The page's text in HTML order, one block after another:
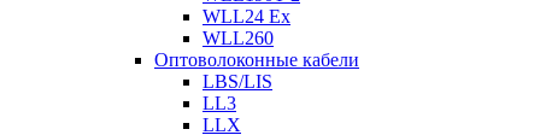
WLL24 Ex
WLL260
Оптоволоконные кабели
LBS/LIS
LL3
LLX